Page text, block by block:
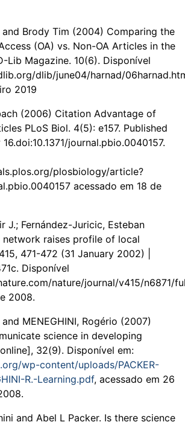
and Brody Tim (2004) Comparing the
(OA) vs. Non-OA Articles in the
Lib Magazine. 10(6). Disponível
dlib/june04/harnad/
2019
(2006) Citation Advantage of
PLoS Biol. 4(5): e157. Published
journal.pbio.0040157.
plosbiology/article?
acessado em 18 de
J.; Fernández-Juricic, Esteban
network raises profile of local
415, 471-472 (31 January 2002) |
Disponível
nature/journal/v415/n6871/
2008.
and MENEGHINI, Rogério (2007)
science in developing
32(9). Disponível em:
wp-content/uploads/PACKER-
R.-Learning.pdf, acessado em 26
and Abel L Packer. Is there science